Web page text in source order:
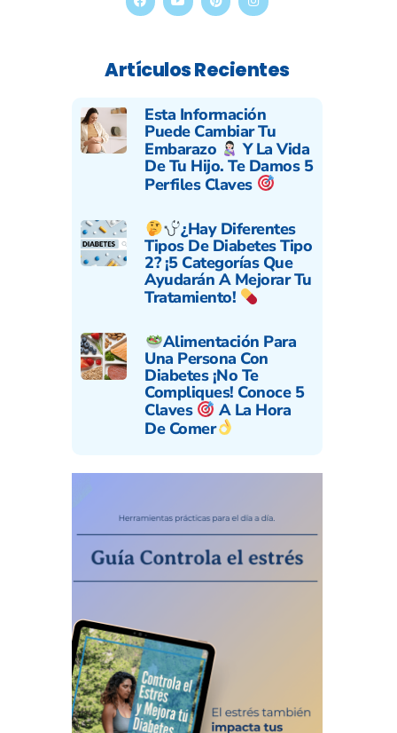
Artículos Recientes
Esta Información
Puede Cambiar Tu
Embarazo
Y La Vida
De Tu Hijo. Te Damos 5
Perfiles Claves
¿Hay Diferentes
Tipos De Diabetes Tipo
2? ¡5 Categorías Que
Ayudarán A Mejorar Tu
Tratamiento!
Alimentación Para
Una Persona Con
Diabetes ¡No Te
Compliques! Conoce 5
Claves
A La Hora
De Comer